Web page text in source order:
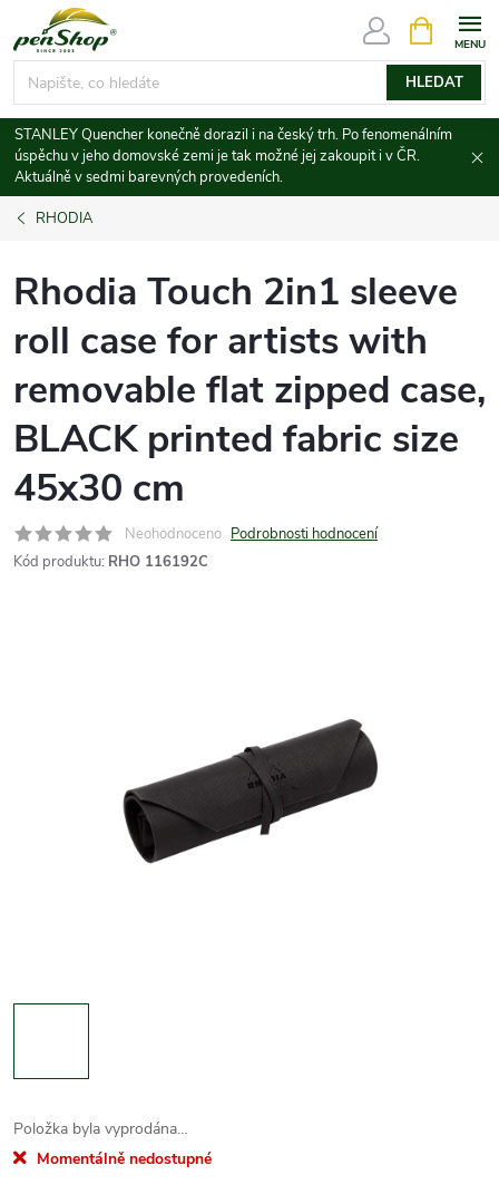
na
obsah
HLEDAT
NÁKUPNÍ
KOŠÍK
STANLEY Quencher konečně dorazil i na český trh. Po fenomenálním
úspěchu v jeho domovské zemi je tak možné jej zakoupit i v ČR.
Aktuálně v sedmi barevných provedeních.
RHODIA
Rhodia Touch 2in1 sleeve
roll case for artists with
removable flat zipped case,
BLACK printed fabric size
45x30 cm
Neohodnoceno Podrobnosti hodnocení
Kód produktu: RHO 116192C
Položka byla vyprodána…
Momentálně nedostupné